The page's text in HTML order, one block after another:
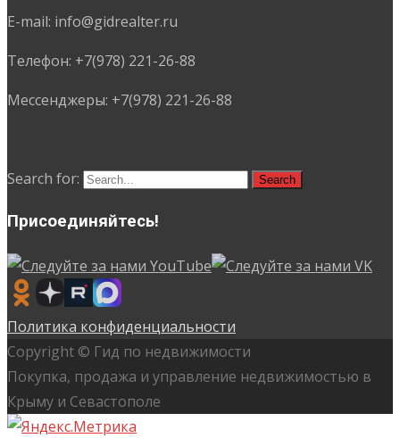
E-mail: info@gidrealter.ru
Телефон: +7(978) 221-26-88
Мессенджеры: +7(978) 221-26-88
Search for:
Присоединяйтесь!
Политика конфиденциальности
Copyright © Гид по недвижимости
Покупка, продажа и управление недвижимостью в
Крыму и Севастополе